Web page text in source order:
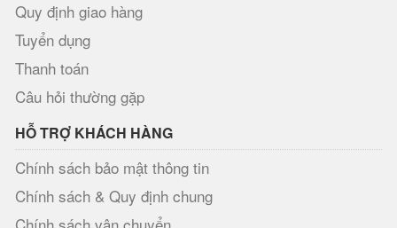
Quy định giao hàng
Tuyển dụng
Thanh toán
Câu hỏi thường gặp
HỖ TRỢ KHÁCH HÀNG
Chính sách bảo mật thông tin
Chính sách & Quy định chung